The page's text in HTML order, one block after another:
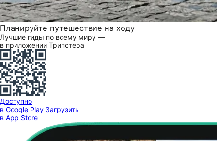
Планируйте путешествие на ходу
Лучшие гиды по всему миру —
в приложении Трипстера
Доступно
в Google Play Загрузить
в App Store